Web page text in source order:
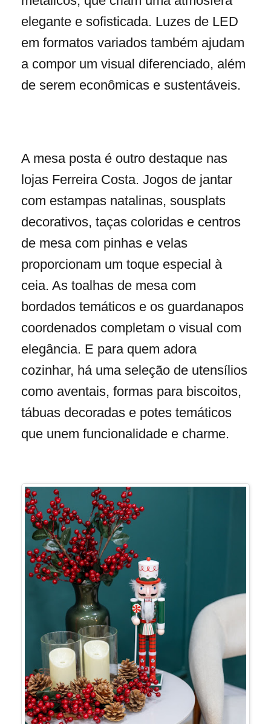
elegante e sofisticada. Luzes de LED
em formatos variados também ajudam
a compor um visual diferenciado, além
de serem econômicas e sustentáveis.
A mesa posta é outro destaque nas
lojas Ferreira Costa. Jogos de jantar
com estampas natalinas, sousplats
decorativos, taças coloridas e centros
de mesa com pinhas e velas
proporcionam um toque especial à
ceia. As toalhas de mesa com
bordados temáticos e os guardanapos
coordenados completam o visual com
elegância. E para quem adora
cozinhar, há uma seleção de utensílios
como aventais, formas para biscoitos,
tábuas decoradas e potes temáticos
que unem funcionalidade e charme.